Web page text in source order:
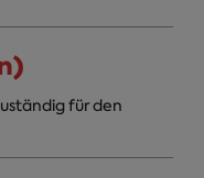
für den